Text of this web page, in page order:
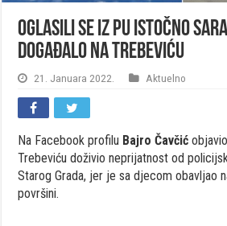
Oglasili se iz PU Istočno
događalo na Trebeviću
21. Januara 2022. Aktuelno
Na Facebook profilu Bajro Čavčić
Trebeviću doživio neprijatnost od
Starog Grada, jer je sa djecom obavljao
površini.